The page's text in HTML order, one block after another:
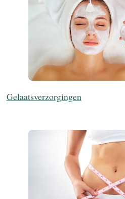
Gelaatsverzorgingen